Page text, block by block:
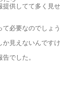
供してて多く見
必要なのでしょ
か見えないんです
でした。